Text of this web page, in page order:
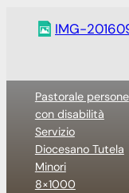
IMG-
Pastorale persone
con disabilità
Servizio
Diocesano Tutela
Minori
8×1000